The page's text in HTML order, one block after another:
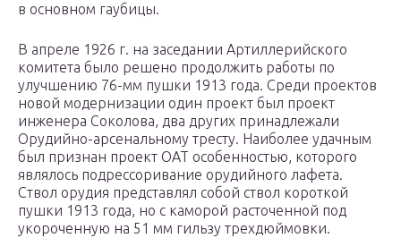
в основном гаубицы.
В апреле 1926 г. на заседании Артиллерийского
комитета было решено продолжить работы по
улучшению 76-мм пушки 1913 года. Среди проектов
новой модернизации один проект был проект
инженера Соколова, два других принадлежали
Орудийно-арсенальному тресту. Наиболее удачным
был признан проект ОАТ особенностью, которого
являлось подрессоривание орудийного лафета.
Ствол орудия представлял собой ствол короткой
пушки 1913 года, но с каморой расточенной под
укороченную на 51 мм гильзу трехдюймовки.